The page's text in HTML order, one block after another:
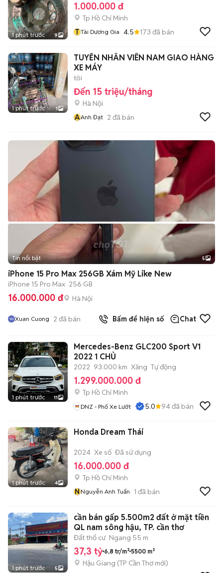
1 phút trước 9
1.000.000 đ
Tp Hồ Chí Minh
T Tài Dương Gia 4.5 173 đã bán
1 phút trước 1
TUYỂN NHÂN VIÊN NAM GIAO HÀNG
XE MÁY
tôi
Đến 15 triệu/tháng
Hà Nội
AAnh Đạt 2 đã bán
Tin nổi bật 5
iPhone 15 Pro Max 256GB Xám Mỹ Like New
iPhone 15 Pro Max 256 GB
16.000.000 đ Hà Nội
Xuan Cuong 2 đã bán Bấm để hiện số Chat
1 phút trước 11
Mercedes-Benz GLC200 Sport V1
2022 1 CHỦ
2022 93.000 km Xăng Tự động
1.299.000.000 đ
Tp Hồ Chí Minh
DNZ - Phố Xe Lướt 5.0 94đã bán
1 phút trước 4
Honda Dream Thái
2024 Xe số Đã sử dụng
16.000.000 đ
Tp Hồ Chí Minh
NNguyễn Anh Tuấn 1 đã bán
1 phút trước 5
cần bán gấp 5.500m2 đất ở mặt tiền
QL nam sông hậu, TP. cần thơ
Đất thổ cư Ngang 55 m
37,3 tỷ 6,8 tr/m² 5500 m²
Hậu Giang (TP Cần Thơmới)